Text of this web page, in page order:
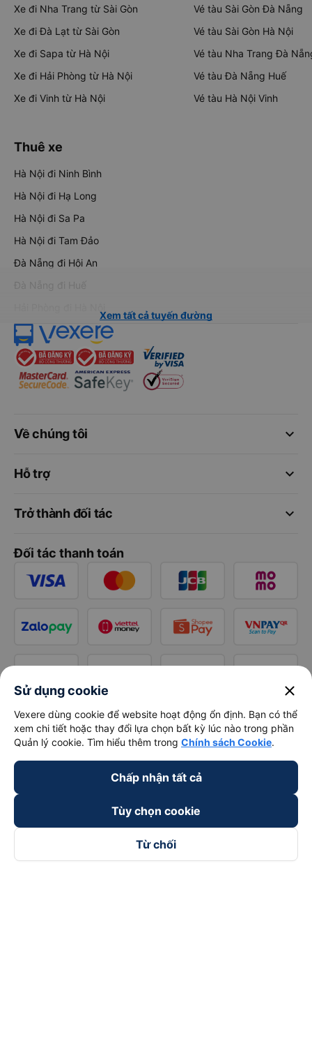
Xe đi Nha Trang từ Sài Gòn
Xe đi Đà Lạt từ Sài Gòn
Xe đi Sapa từ Hà Nội
Xe đi Hải Phòng từ Hà Nội
Xe đi Vinh từ Hà Nội
Vé tàu Sài Gòn Đà Nẵng
Vé tàu Sài Gòn Hà Nội
Vé tàu Nha Trang Đà
Vé tàu Đà Nẵng Huế
Vé tàu Hà Nội Vinh
Thuê xe
Hà Nội đi Ninh Bình
Hà Nội đi Hạ Long
Hà Nội đi Sa Pa
Hà Nội đi Tam Đảo
Đà Nẵng đi Hội An
Đà Nẵng đi Huế
Xem tất cả tuyến đường
keyboard_arrow_down
Về chúng tôi
keyboard_arrow_down
Hỗ trợ
keyboard_arrow_down
Trở thành đối tác
Đối tác thanh toán
Sử dụng cookie close
Vexere dùng cookie để website hoạt động ổn định. Bạn có thể
xem chi tiết hoặc thay đổi lựa chọn bất kỳ lúc nào trong phần
Quản lý cookie. Tìm hiểu thêm trong Chính sách Cookie.
Chấp nhận tất cả
Tùy chọn cookie
Từ chối